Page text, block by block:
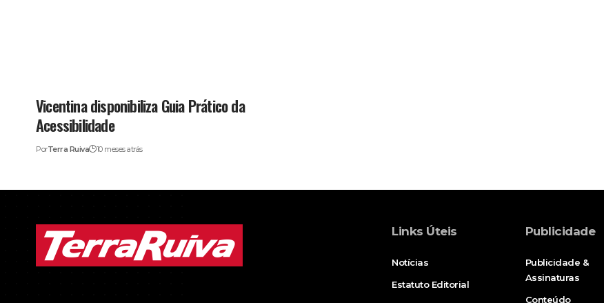
Vicentina disponibiliza Guia Prático da
Acessibilidade
PorTerra Ruiva 10 meses atrás
Links Úteis
Notícias
Estatuto Editorial
Publicidade
Publicidade &
Assinaturas
Conteúdo